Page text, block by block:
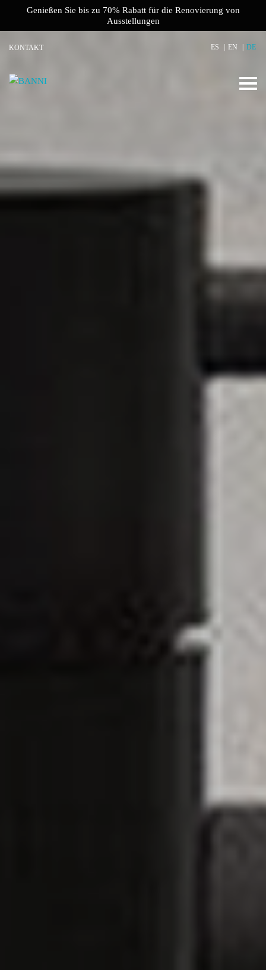
Genießen Sie bis zu 70% Rabatt für die Renovierung von
Ausstellungen
KONTAKT ES EN DE